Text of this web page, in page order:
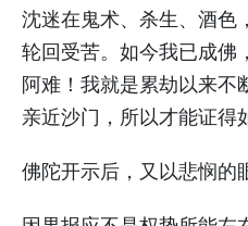
沈迷在鬼术、杀生、酒色
轮回受苦。如今我已成佛
阿难！我就是累劫以来不
亲近沙门，所以才能证得
佛陀开示后，又以悲悯的